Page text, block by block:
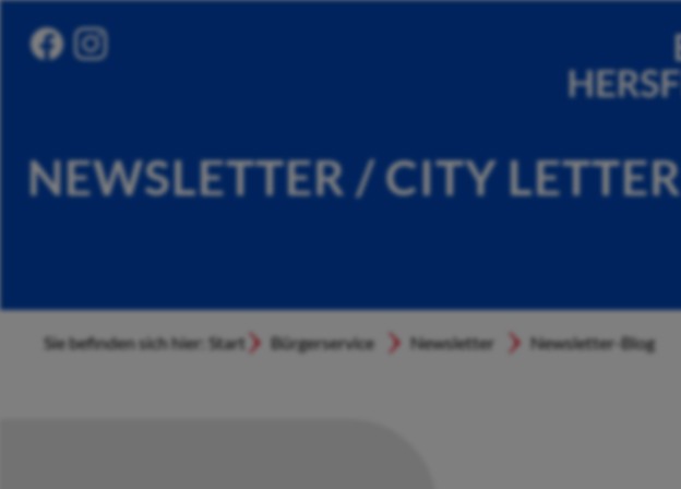
NEWSLETTER / CITY LETTER
Sie befinden sich hier: Start Bürgerservice Newsletter Newsletter-Blog